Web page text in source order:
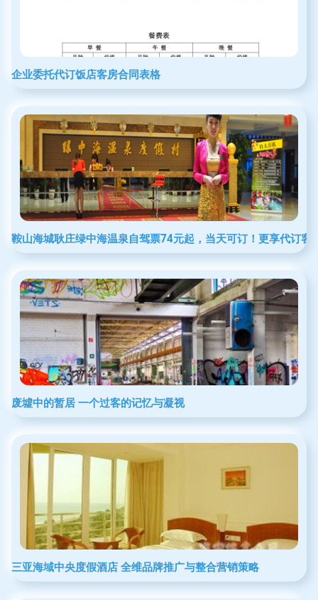
企业委托代订饭店客房合同表格
鞍山海城耿庄绿中海温泉自驾票74元起，当天可订！更享代订客
废墟中的暂居 一个过客的记忆与凝视
三亚海域中央度假酒店 全维品牌推广与整合营销策略